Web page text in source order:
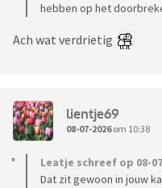
hebben op het
Ach wat verdrietig
lientje69
08-07-2026om 10:38
Leatje schreef op 08-
Dat zit gewoon in jouw